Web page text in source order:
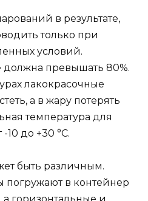
в результате,
только при
условий.
должна превышать 80%.
лакокрасочные
а в жару потерять
температура для
10 до +30 °C.
быть различным.
в контейнер